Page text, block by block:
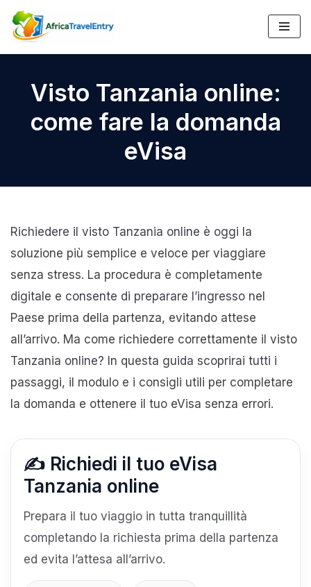
Vai
al
Visto Tanzania online:
come fare la domanda
eVisa
Richiedere il visto Tanzania online è oggi la
soluzione più semplice e veloce per viaggiare
senza stress. La procedura è completamente
digitale e consente di preparare l’ingresso nel
Paese prima della partenza, evitando attese
all’arrivo. Ma come richiedere correttamente il visto
Tanzania online? In questa guida scoprirai tutti i
passaggi, il modulo e i consigli utili per completare
la domanda e ottenere il tuo eVisa senza errori.
✍️ Richiedi il tuo eVisa
Tanzania online
Prepara il tuo viaggio in tutta tranquillità
completando la richiesta prima della partenza
ed evita l’attesa all’arrivo.